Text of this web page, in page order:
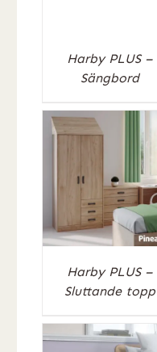
Harby PLUS –
Sängbord
Harby PLUS –
Sluttande topp